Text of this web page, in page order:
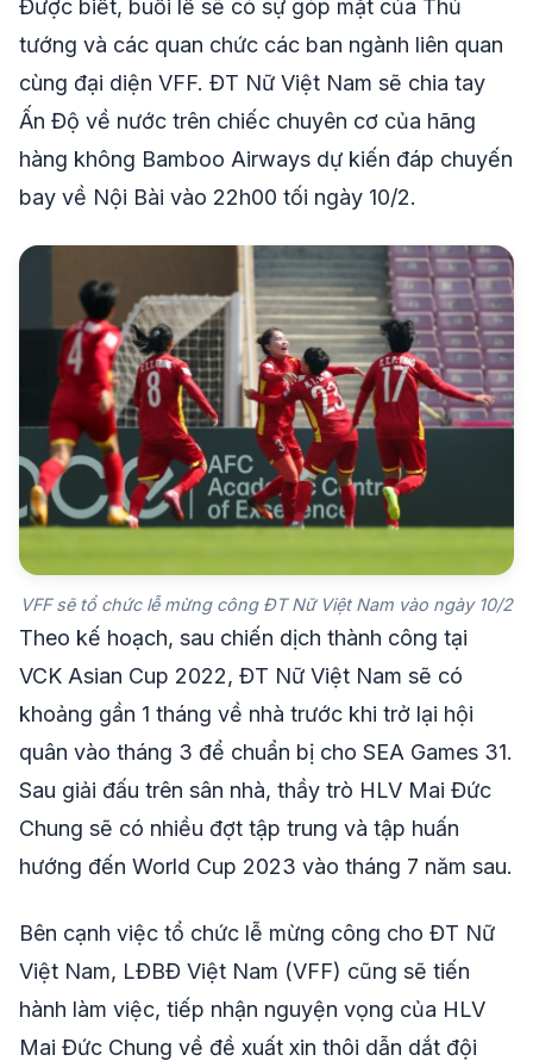
Được biết, buổi lễ sẽ có sự góp mặt của Thủ
tướng và các quan chức các ban ngành liên quan
cùng đại diện VFF. ĐT Nữ Việt Nam sẽ chia tay
Ấn Độ về nước trên chiếc chuyên cơ của hãng
hàng không Bamboo Airways dự kiến đáp chuyến
bay về Nội Bài vào 22h00 tối ngày 10/2.
VFF sẽ tổ chức lễ mừng công ĐT Nữ Việt Nam vào ngày 10/2
Theo kế hoạch, sau chiến dịch thành công tại
VCK Asian Cup 2022, ĐT Nữ Việt Nam sẽ có
khoảng gần 1 tháng về nhà trước khi trở lại hội
quân vào tháng 3 để chuẩn bị cho SEA Games 31.
Sau giải đấu trên sân nhà, thầy trò HLV Mai Đức
Chung sẽ có nhiều đợt tập trung và tập huấn
hướng đến World Cup 2023 vào tháng 7 năm sau.
Bên cạnh việc tổ chức lễ mừng công cho ĐT Nữ
Việt Nam, LĐBĐ Việt Nam (VFF) cũng sẽ tiến
hành làm việc, tiếp nhận nguyện vọng của HLV
Mai Đức Chung về đề xuất xin thôi dẫn dắt đội